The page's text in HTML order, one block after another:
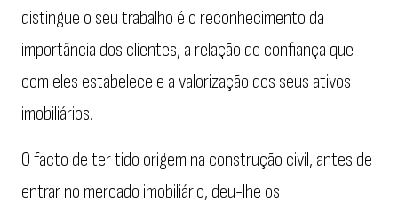
distingue o seu trabalho é o reconhecimento da
importância dos clientes, a relação de confiança que
com eles estabelece e a valorização dos seus ativos
imobiliários.
O facto de ter tido origem na construção civil, antes de
entrar no mercado imobiliário, deu-lhe os